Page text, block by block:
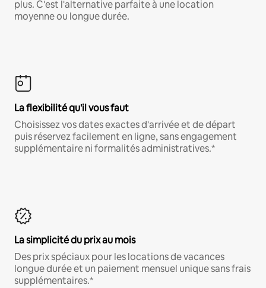
plus. C'est l'alternative parfaite à une location
moyenne ou longue durée.
La flexibilité qu'il vous faut
Choisissez vos dates exactes d'arrivée et de départ
puis réservez facilement en ligne, sans engagement
supplémentaire ni formalités administratives.*
La simplicité du prix au mois
Des prix spéciaux pour les locations de vacances
longue durée et un paiement mensuel unique sans frais
supplémentaires.*